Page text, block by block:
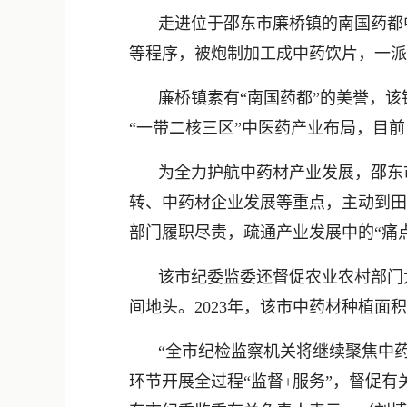
走进位于邵东市廉桥镇的南国药
等程序，被炮制加工成中药饮片，一
廉桥镇素有“南国药都”的美誉，
“一带二核三区”中医药产业布局，目
为全力护航中药材产业发展，邵
转、中药材企业发展等重点，主动到
部门履职尽责，疏通产业发展中的“痛
该市纪委监委还督促农业农村部
间地头。2023年，该市中药材种植面
“全市纪检监察机关将继续聚焦中
环节开展全过程“监督+服务”，督促